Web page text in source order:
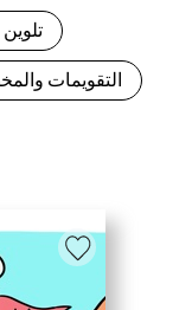
تلوين
التقويمات